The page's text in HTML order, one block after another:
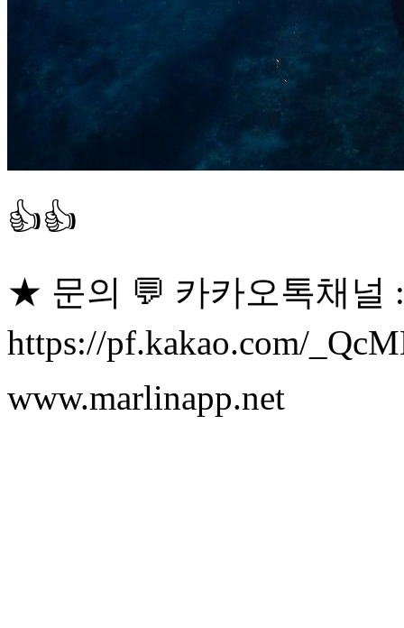
👍👍
★ 문의 💬 카카오톡채널
https://pf.kakao.com/
www.marlinapp.net